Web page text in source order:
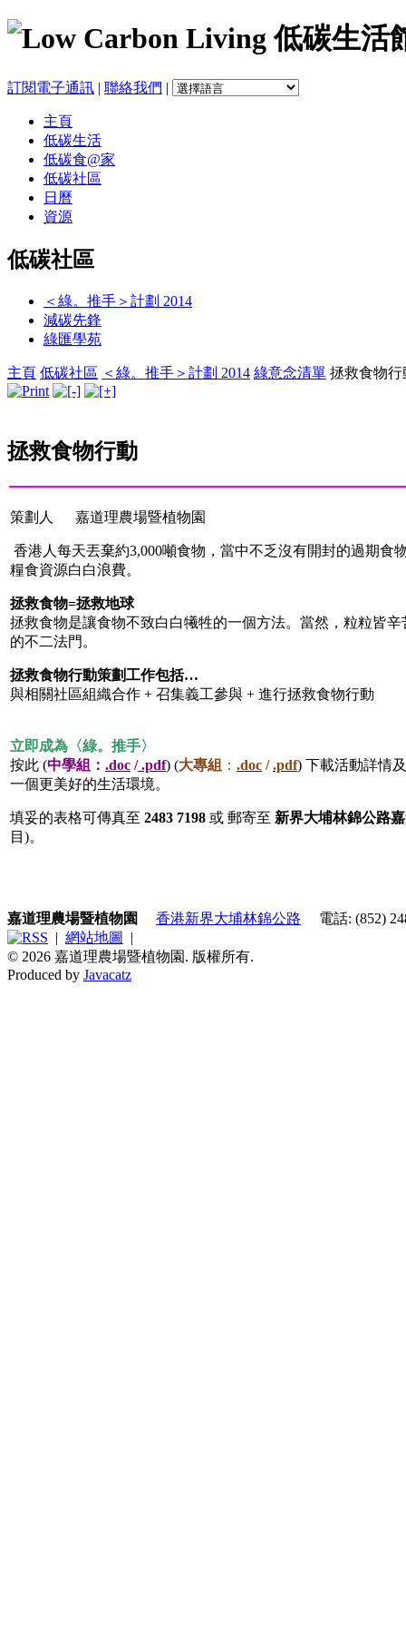
訂閱電子通訊 | 聯絡我們 |
主頁
低碳生活
低碳食@家
低碳社區
日曆
資源
低碳社區
＜綠。推手＞計劃 2014
減碳先鋒
綠匯學苑
主頁 低碳社區 ＜綠。推手＞計劃 2014 綠意念清單 拯救食物行
拯救食物行動
策劃人 嘉道理農場暨植物園
香港人每天丟棄約3,000噸食物，當中不乏沒有開封的過期
糧食資源白白浪費。
拯救食物=拯救地球
拯救食物是讓食物不致白白犧牲的一個方法。當然，粒粒皆
的不二法門。
拯救食物行動策劃工作包括…
與相關社區組織合作 + 召集義工參與 + 進行拯救食物行動
立即成為〈綠。推手〉
按此 (中學組： .doc /.pdf) (大專組 ： .doc /.pdf) 下載活動詳情
一個更美好的生活環境。
填妥的表格可傳真至 2483 7198 或 郵寄至 新界大埔林錦公路
目)。
嘉道理農場暨植物園 香港新界大埔林錦公路 電話: (852)
| 網站地圖
|
© 2026 嘉道理農場暨植物園. 版權所有.
Produced by Javacatz